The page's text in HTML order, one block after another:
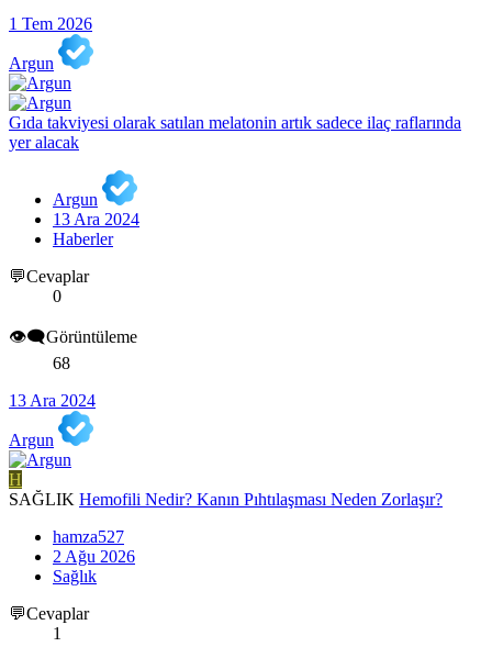
1 Tem 2026
Argun
Gıda takviyesi olarak satılan melatonin artık sadece ilaç raflarında
yer alacak
Argun
13 Ara 2024
Haberler
💬Cevaplar
0
👁️‍🗨️Görüntüleme
68
13 Ara 2024
Argun
H
SAĞLIK Hemofili Nedir? Kanın Pıhtılaşması Neden Zorlaşır?
hamza527
2 Ağu 2026
Sağlık
💬Cevaplar
1